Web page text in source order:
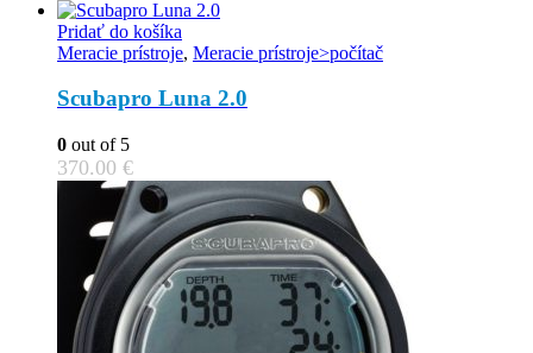
Pridať do košíka
Meracie prístroje, Meracie prístroje>počítač
Scubapro Luna 2.0
0 out of 5
370.00 €